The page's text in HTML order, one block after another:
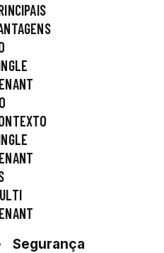
Segurança